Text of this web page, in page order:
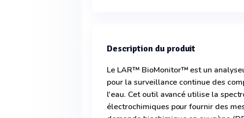
Description du produit
Le LAR™ BioMonitor™ est un
pour la surveillance continue des
l'eau. Cet outil avancé utilise la
électrochimiques pour fournir des